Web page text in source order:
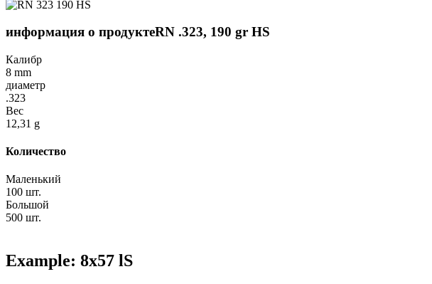
информация о продуктеRN .323, 190 gr HS
Калибр
8 mm
диаметр
.323
Вес
12,31 g
Количество
Маленький
100 шт.
Большой
500 шт.
Example: 8x57 lS